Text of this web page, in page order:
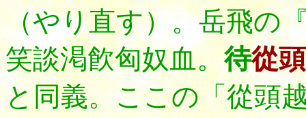
（やり直す）。岳飛の
笑談渇飮匈奴血。待從頭
と同義。ここの「從頭